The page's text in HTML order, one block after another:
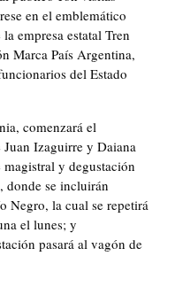
en el emblemático
empresa estatal Tren
Marca País Argentina,
del Estado
comenzará el
Izaguirre y Daiana
y degustación
donde se incluirán
Negro, la cual se repetirá
el lunes; y
pasará al vagón de